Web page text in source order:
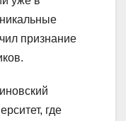
признание
где